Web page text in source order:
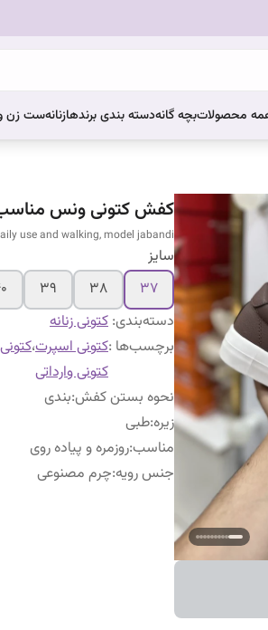
محصولاتبچه گانهدسته بندی برندهازنانهست زن
کفش کتونی ونس مناسب
use and walking, model jabandi
سایز
۳۷
۳۸ ۳۹
دسته‌بندی: کتونی زنانه
برچسب‌ها :کتونی اسپرت،
کتونی وارداتی
نحوه بستن کفش:بندی
زیره:طبی
مناسب:روزمره و پیاده روی
جنس رویه:چرم مصنوعی